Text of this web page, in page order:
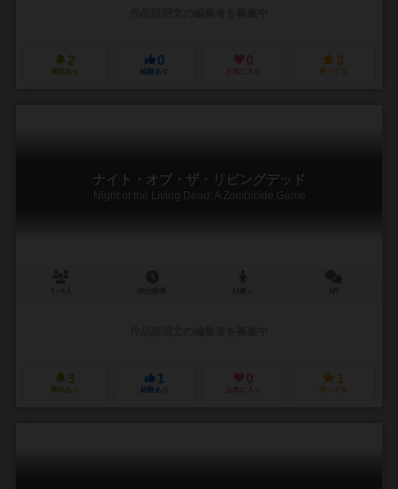
2
興味あり
0
経験あり
0
お気に入り
3
持ってる
ナイト・オブ・ザ・リビングデッド
Night of the Living Dead: A Zombicide Game
3
興味あり
1
経験あり
0
お気に入り
1
持ってる